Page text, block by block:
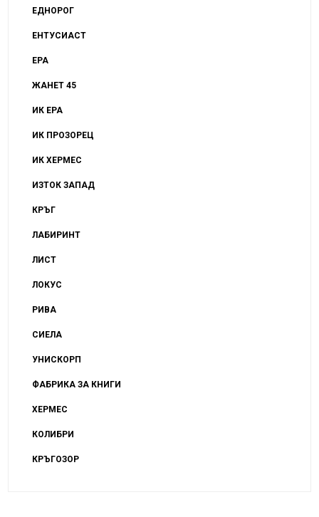
ЕДНОРОГ
ЕНТУСИАСТ
ЕРА
ЖАНЕТ 45
ИК ЕРА
ИК ПРОЗОРЕЦ
ИК ХЕРМЕС
ИЗТОК ЗАПАД
КРЪГ
ЛАБИРИНТ
ЛИСТ
ЛОКУС
РИВА
СИЕЛА
УНИСКОРП
ФАБРИКА ЗА КНИГИ
ХЕРМЕС
КОЛИБРИ
КРЪГОЗОР